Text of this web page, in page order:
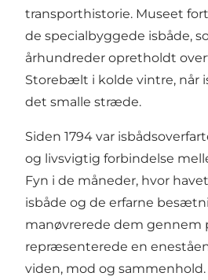
transporthistorie. Museet
de specialbyggede isbåde,
århundreder opretholdt
Storebælt i kolde vintre, når
det smalle stræde.
Siden 1794 var
og livsvigtig forbindelse
Fyn i de måneder, hvor
isbåde og de erfarne
manøvrerede dem gennem
repræsenterede en
viden, mod og